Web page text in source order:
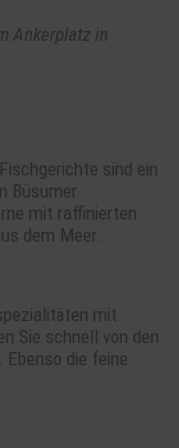
Ankerplatz in
sind ein
Büsumer
mit raffinierten
dem Meer.
mit
Sie schnell von den
Ebenso die feine